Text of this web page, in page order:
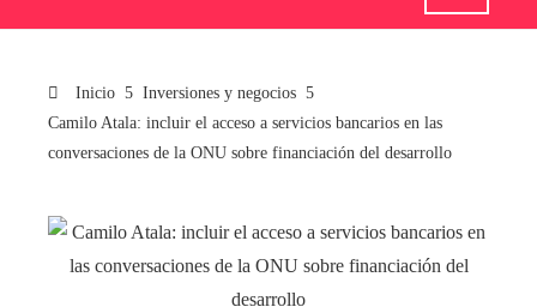
Inicio
Inversiones y negocios
Camilo Atala: incluir el acceso a servicios bancarios en las
conversaciones de la ONU sobre financiación del desarrollo